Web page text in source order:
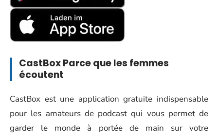
CastBoxParce que les femmes
écoutent
CastBox est une application gratuite indispensable
pour les amateurs de podcast qui vous permet de
garder le monde à portée de main sur votre